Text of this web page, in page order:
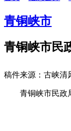
青铜峡市
青铜峡市民
稿件来源：古峡清
青铜峡市民政局